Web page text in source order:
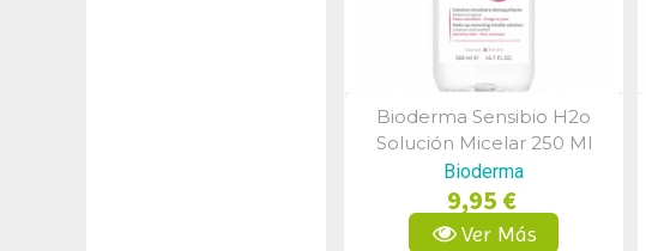
Vista Rápida
Bioderma Sensibio H2o
Solución Micelar 250 Ml
Bioderma
9,95 €
Ver Más